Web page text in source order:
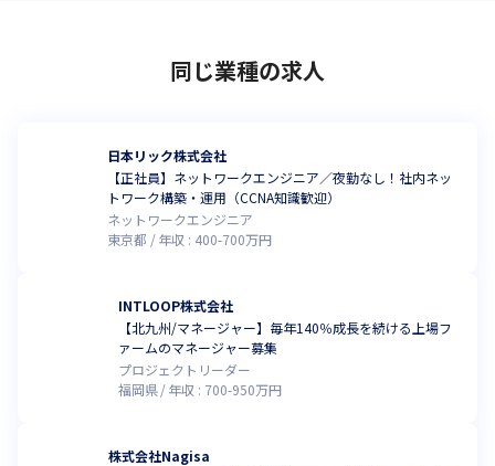
同じ業種の求人
日本リック株式会社
【正社員】ネットワークエンジニア／夜勤なし！社内ネッ
トワーク構築・運用（CCNA知識歓迎）
ネットワークエンジニア
東京都
年収 : 400-700万円
INTLOOP株式会社
【北九州/マネージャー】毎年140％成長を続ける上場フ
ァームのマネージャー募集
プロジェクトリーダー
福岡県
年収 : 700-950万円
株式会社Nagisa